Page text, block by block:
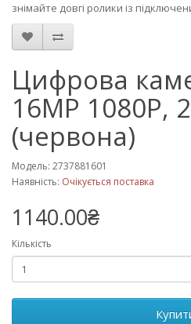
знімайте довгі ролики із
Цифрова
16MP 1080P,
(червона)
Модель: 2737881601
Наявність: Очікується поставка
1140.00₴
Кількість